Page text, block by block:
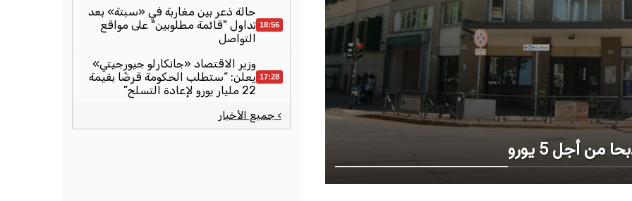
أجل 5 يورو
18:56
حالة ذعر بين مغاربة في «سبتة» بعد
تداول "قائمة مطلوبين" على مواقع
التواصل
17:28
وزير الاقتصاد «جانكارلو جيورجيتي»
يعلن: “ستطلب الحكومة قرضًا بقيمة
22 مليار يورو لإعادة التسلح”
› جميع الأخبار